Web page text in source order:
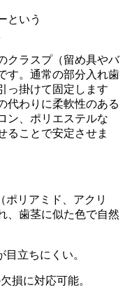
という
クラスプ（留め具やバ
す。通常の部分入れ歯
っ掛けて固定します
代わりに柔軟性のある
ン、ポリエステルな
ることで安定させま
ポリアミド、アクリ
、歯茎に似た色で自然
立ちにくい。
損に対応可能。